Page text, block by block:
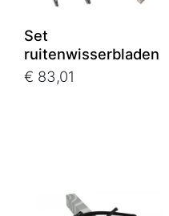
Set
ruitenwisserbladen
€ 83,01